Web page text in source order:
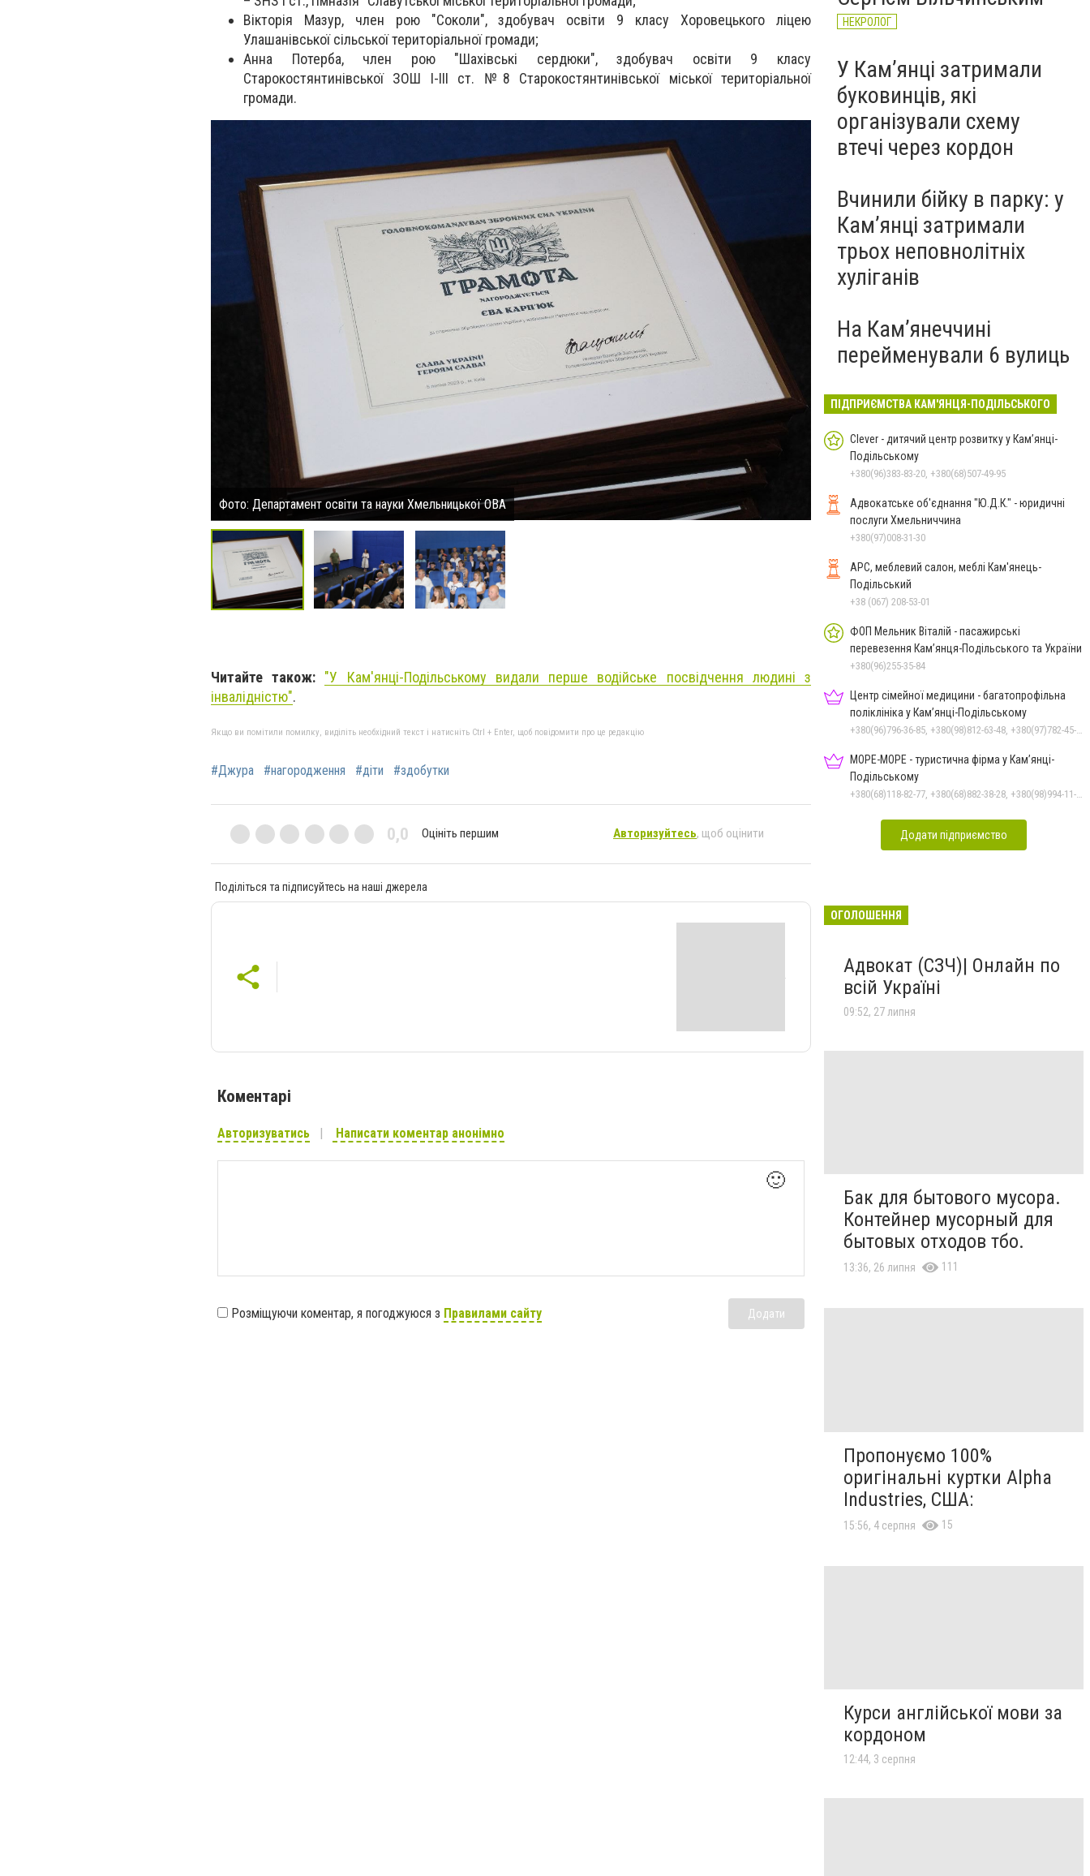
Вікторія Мазур, член рою "Соколи", здобувач освіти 9 класу Хоровецького ліцею
Улашанівської сільської територіальної громади;
Анна Потерба, член рою "Шахівські сердюки", здобувач освіти 9 класу
Старокостянтинівської ЗОШ І-ІІІ ст. №8 Старокостянтинівської міської територіальної
громади.
Фото: Департамент освіти та науки Хмельницької ОВА Фото: Департамент освіти та науки Хмельницької
Читайте також: "У Кам'янці-Подільському видали перше водійське посвідчення людині з
інвалідністю".
Якщо ви помітили помилку, виділіть необхідний текст і натисніть Ctrl + Enter, щоб повідомити про це редакцію
#Джура #нагородження #діти #здобутки
0,0 Оцініть першим Авторизуйтесь, щоб оцінити
Поділіться та підписуйтесь на наші джерела
Коментарі
Авторизуватись Написати коментар анонімно
🙂
Розміщуючи коментар, я погоджуюся з Правилами сайту Додати
НЕКРОЛОГ
У Кам’янці затримали
буковинців, які
організували схему
втечі через кордон
Вчинили бійку в парку: у
Кам’янці затримали
трьох неповнолітніх
хуліганів
На Камʼянеччині
перейменували 6 вулиць
ПІДПРИЄМСТВА КАМ'ЯНЦЯ-ПОДІЛЬСЬКОГО
Clever - дитячий центр розвитку у Кам’янці-
Подільському
+380(96)383-83-20, +380(68)507-49-95
Адвокатське об'єднання "Ю.Д.К." - юридичні
послуги Хмельниччина
+380(97)008-31-30
АРС, меблевий салон, меблі Кам'янець-
Подільський
+38 (067) 208-53-01
ФОП Мельник Віталій - пасажирські
перевезення Кам’янця-Подільського та України
+380(96)255-35-84
Центр сімейної медицини - багатопрофільна
поліклініка у Кам’янці-Подільському
+380(96)796-36-85, +380(98)812-63-48, +380(97)782-45-70
МОРЕ-МОРЕ - туристична фірма у Кам’янці-
Подільському
+380(68)118-82-77, +380(68)882-38-28, +380(98)994-11-24
Додати підприємство
ОГОЛОШЕННЯ
Адвокат (СЗЧ)| Онлайн по
всій Україні
09:52, 27 липня
Бак для бытового мусора.
Контейнер мусорный для
бытовых отходов тбо.
13:36, 26 липня 111
Пропонуємо 100%
оригінальні куртки Alpha
Industries, США:
15:56, 4 серпня 15
Курси англійської мови за
кордоном
12:44, 3 серпня